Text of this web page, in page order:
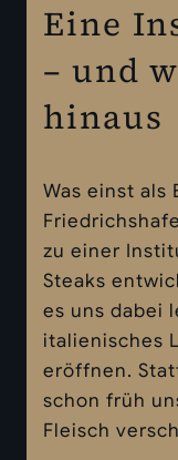
Eine
– und
hinaus
Was einst als
zu einer
Steaks
es uns dabei
italienisches
eröffnen.
schon früh
Fleisch